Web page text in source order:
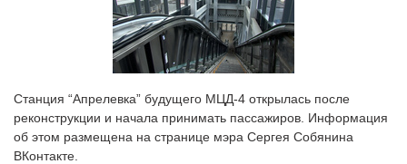
Станция “Апрелевка” будущего МЦД-4 открылась после
реконструкции и начала принимать пассажиров. Информация
об этом размещена на странице мэра Сергея Собянина
ВКонтакте.